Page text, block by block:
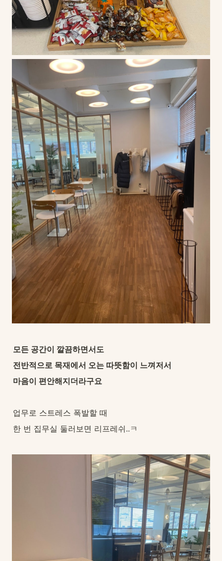
모든 공간이 깔끔하면서도
전반적으로 목재에서 오는 따뜻함이 느껴저서
마음이 편안해지더라구요
업무로 스트레스 폭발할 때
한 번 집무실 둘러보면 리프레쉬..ㅋ